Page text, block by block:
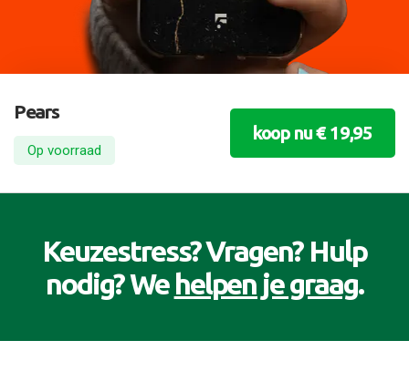
Pears
Op voorraad
koop nu € 19,95
Keuzestress? Vragen? Hulp
nodig? Wehelpen je graag.